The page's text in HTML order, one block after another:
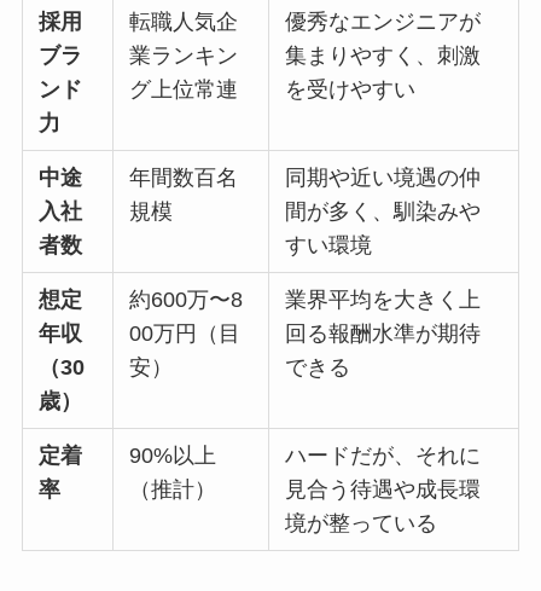
採用
ブラ
ンド
力
転職人気企
業ランキン
グ上位常連
優秀なエンジニアが
集まりやすく、刺激
を受けやすい
中途
入社
者数
年間数百名
規模
同期や近い境遇の仲
間が多く、馴染みや
すい環境
想定
年収
（30
歳）
約600万〜8
00万円（目
安）
業界平均を大きく上
回る報酬水準が期待
できる
定着
率
90%以上
（推計）
ハードだが、それに
見合う待遇や成長環
境が整っている